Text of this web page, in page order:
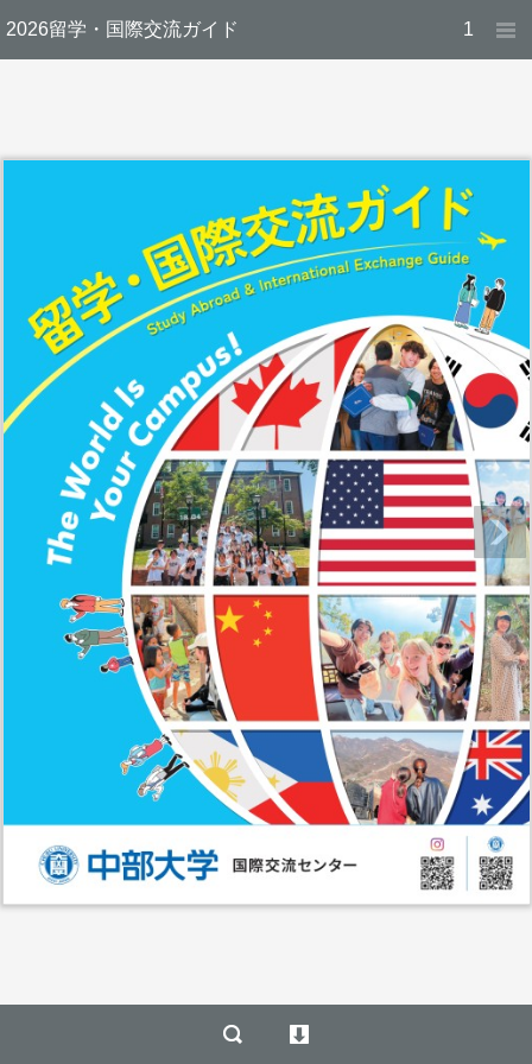
2026留学・国際交流ガイド 1